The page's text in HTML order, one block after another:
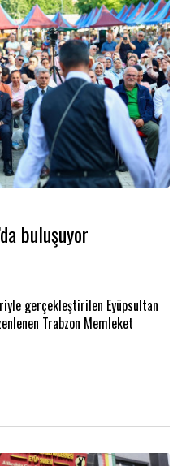
buluşuyor
gerçekleştirilen Eyüpsultan
Trabzon Memleket